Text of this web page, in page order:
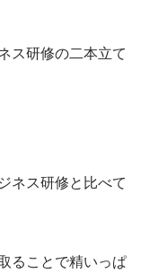
ス研修の二本立て
ネス研修と比べて
ることで精いっぱ